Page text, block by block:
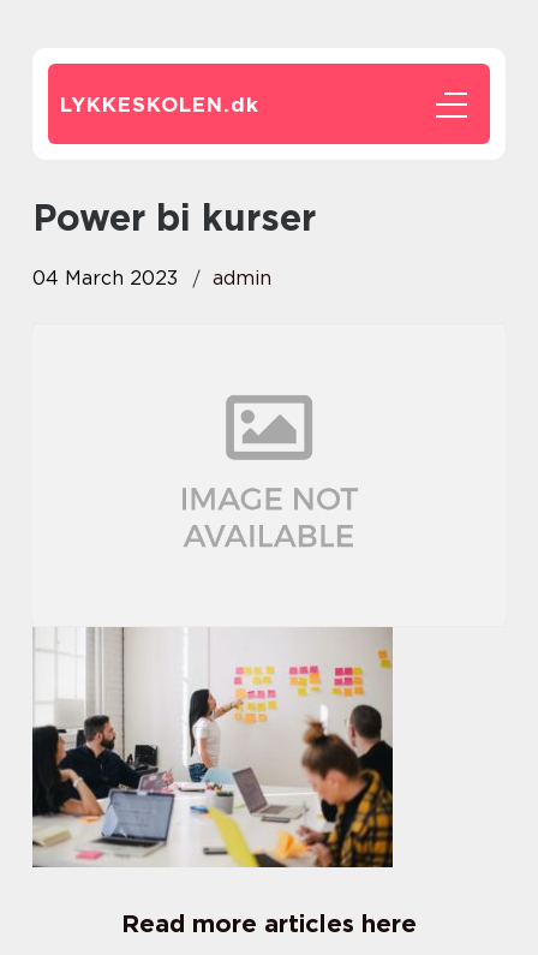
LYKKESKOLEN.dk
power bi kurser
04 March 2023 admin
Read more articles here